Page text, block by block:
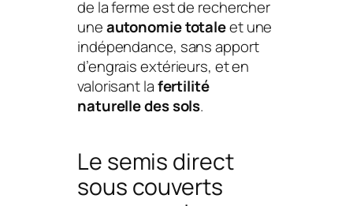
de la ferme est de rechercher
uneautonomie totaleet une
indépendance, sans apport
d’engrais extérieurs, et en
valorisant lafertilité
naturelle des sols.
Le semis direct
sous couverts